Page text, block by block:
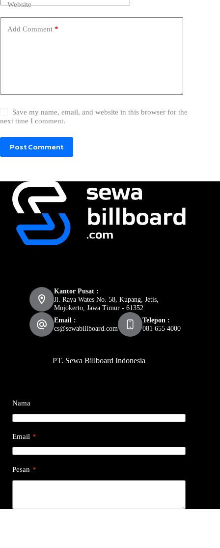
Website
Add Comment *
Save my name, email, and website in this browser for the
next time I comment.
Post Comment
Kantor Pusat :
Jl. Raya Wates No. 58, Kupang, Jetis,
Mojokerto, Jawa Timur - 61352
Email :
cs@sewabillboard.com
Telepon :
081 655 4000
PT. Sewa Billboard Indonesia
Nama
Email *
Pesan *